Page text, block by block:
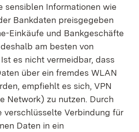
sensiblen Informationen wie
Bankdaten preisgegeben
Einkäufe und Bankgeschäfte
am besten von
es nicht vermeidbar, dass
über ein fremdes WLAN
empfiehlt es sich, VPN
Network) zu nutzen. Durch
verschlüsselte Verbindung für
Daten in ein